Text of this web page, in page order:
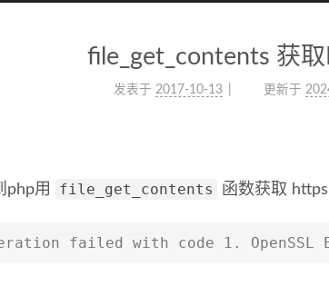
file_get_contents 获
发表于 2017-10-13 更新于
php用 file_get_contents 函数获取
failed with code 1. OpenSSL